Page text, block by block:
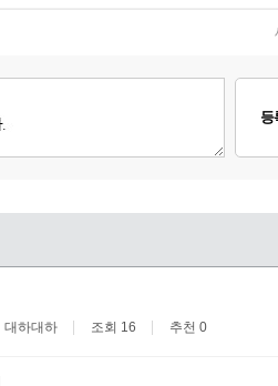
등
대하대하 조회 16 추천 0